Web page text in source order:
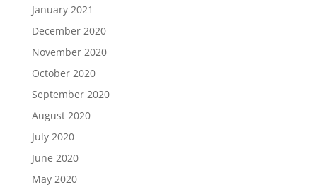
January 2021
December 2020
November 2020
October 2020
September 2020
August 2020
July 2020
June 2020
May 2020